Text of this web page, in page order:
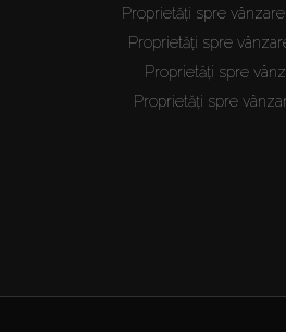
Proprietăți spre
Proprietăți spre
Proprietăți spre
Proprietăți spre